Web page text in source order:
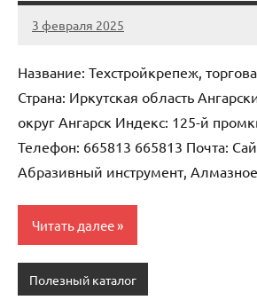
3 февраля 2025
Anisa
Нет
Название: Техстройкрепеж,
Страна: Иркутская область
округ Ангарск Индекс: 125-й
Телефон: 665813 665813 Почта:
Абразивный инструмент,
Читать далее
Полезный каталог